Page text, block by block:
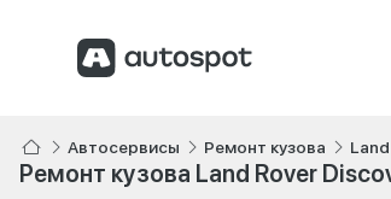
Автосервисы Ремонт кузова
Ремонт кузова Land Rover